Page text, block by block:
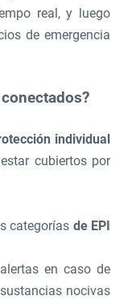
real, y luego
de emergencia
individual
cubiertos por
categorías de EPI
en caso de
nocivas